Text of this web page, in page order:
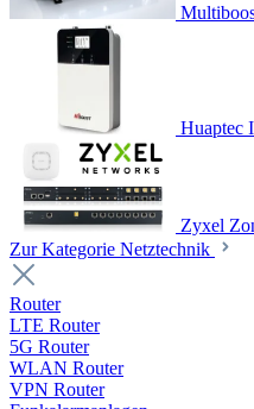
Huaptec
Zyxel
Zur Kategorie Netztechnik
Router
LTE Router
5G Router
WLAN Router
VPN Router